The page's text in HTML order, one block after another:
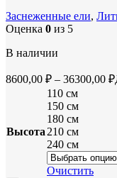
Заснеженные ели,
Оценка 0 из 5
В наличии
8600,00 ₽ – 36300,00 ₽
Высота
110 см
150 см
180 см
210 см
240 см
Очистить